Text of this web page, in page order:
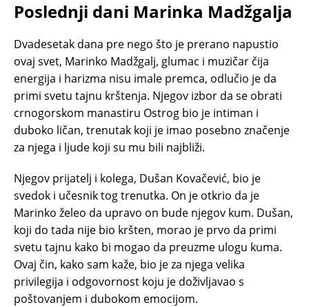
Poslednji dani Marinka Madžgalja
Dvadesetak dana pre nego što je prerano napustio
ovaj svet, Marinko Madžgalj, glumac i muzičar čija
energija i harizma nisu imale premca, odlučio je da
primi svetu tajnu krštenja. Njegov izbor da se obrati
crnogorskom manastiru Ostrog bio je intiman i
duboko ličan, trenutak koji je imao posebno značenje
za njega i ljude koji su mu bili najbliži.
Njegov prijatelj i kolega, Dušan Kovačević, bio je
svedok i učesnik tog trenutka. On je otkrio da je
Marinko želeo da upravo on bude njegov kum. Dušan,
koji do tada nije bio kršten, morao je prvo da primi
svetu tajnu kako bi mogao da preuzme ulogu kuma.
Ovaj čin, kako sam kaže, bio je za njega velika
privilegija i odgovornost koju je doživljavao s
poštovanjem i dubokom emocijom.